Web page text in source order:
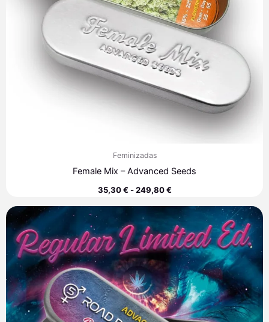
Feminizadas
Female Mix – Advanced Seeds
35,30€ - 249,80€